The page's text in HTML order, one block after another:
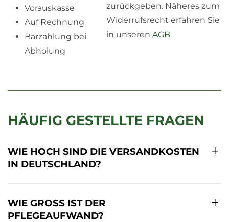
Vorauskasse
Auf Rechnung
Barzahlung bei
Abholung
zurückgeben. Näheres zum
Widerrufsrecht erfahren Sie
in unseren AGB.
HÄUFIG GESTELLTE FRAGEN
WIE HOCH SIND DIE VERSANDKOSTEN
IN DEUTSCHLAND?
WIE GROSS IST DER P
FLEGEAUFWAND?